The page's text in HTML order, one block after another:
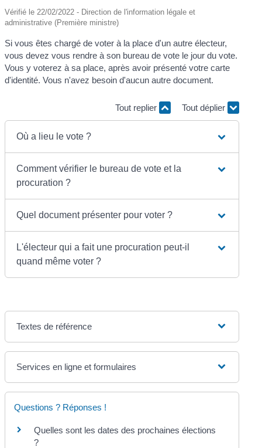
Vérifié le 22/02/2022 - Direction de l'information légale et
administrative (Première ministre)
Si vous êtes chargé de voter à la place d'un autre électeur,
vous devez vous rendre à son bureau de vote le jour du vote.
Vous y voterez à sa place, après avoir présenté votre carte
d'identité. Vous n'avez besoin d'aucun autre document.
Tout replier Tout déplier
Où a lieu le vote ?
Comment vérifier le bureau de vote et la
procuration ?
Quel document présenter pour voter ?
L'électeur qui a fait une procuration peut-il
quand même voter ?
Textes de référence
Services en ligne et formulaires
Questions ? Réponses !
Quelles sont les dates des prochaines élections
?